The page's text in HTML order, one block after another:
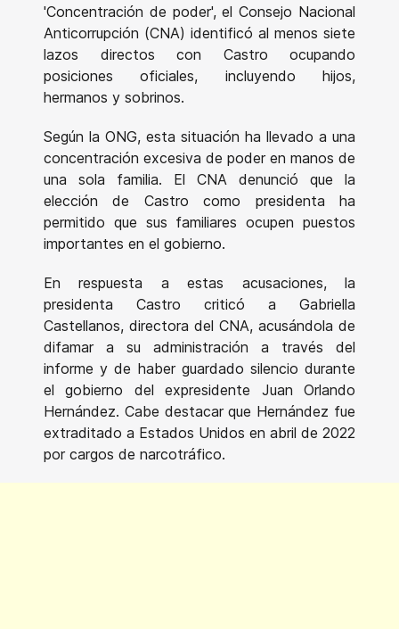
'Concentración de poder', el Consejo Nacional
Anticorrupción (CNA) identificó al menos siete
lazos directos con Castro ocupando
posiciones oficiales, incluyendo hijos,
hermanos y sobrinos.
Según la ONG, esta situación ha llevado a una
concentración excesiva de poder en manos de
una sola familia. El CNA denunció que la
elección de Castro como presidenta ha
permitido que sus familiares ocupen puestos
importantes en el gobierno.
En respuesta a estas acusaciones, la
presidenta Castro criticó a Gabriella
Castellanos, directora del CNA, acusándola de
difamar a su administración a través del
informe y de haber guardado silencio durante
el gobierno del expresidente Juan Orlando
Hernández. Cabe destacar que Hernández fue
extraditado a Estados Unidos en abril de 2022
por cargos de narcotráfico.